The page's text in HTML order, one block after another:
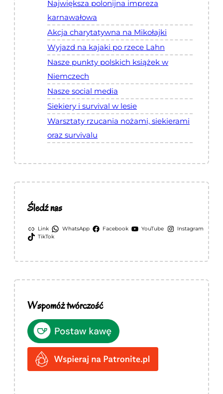
Największa polonijna impreza
karnawałowa
Akcja charytatywna na Mikołajki
Wyjazd na kajaki po rzece Lahn
Nasze punkty polskich książek w
Niemczech
Nasze social media
Siekiery i survival w lesie
Warsztaty rzucania nożami, siekierami
oraz survivalu
Śledź nas
Link WhatsApp Facebook YouTube
Instagram
TikTok
Wspomóż twórczość